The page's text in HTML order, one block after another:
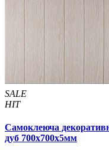
SALE
HIT
Самоклеюча
дуб 700x700x5мм